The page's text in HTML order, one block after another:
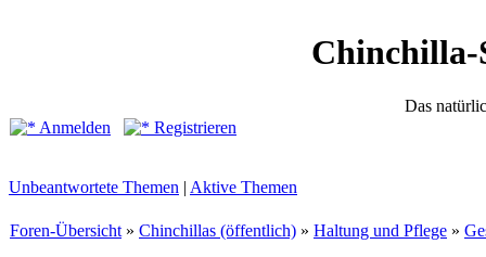
Chinchilla-
Das
Anmelden
Registrieren
Unbeantwortete Themen | Aktive Themen
Foren-Übersicht » Chinchillas (öffentlich) » Haltung und Pflege »